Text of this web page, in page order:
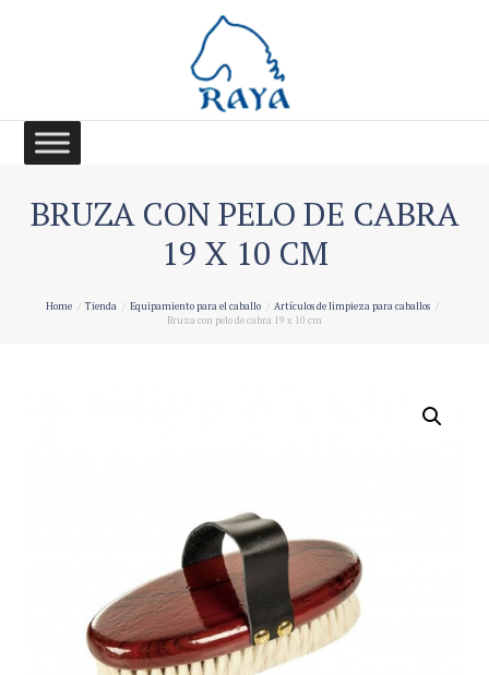
BRUZA CON PELO DE CABRA
19 X 10 CM
Home Tienda Equipamiento para el caballo
Artículos de limpieza para caballos
Bruza con pelo de cabra 19 x 10 cm